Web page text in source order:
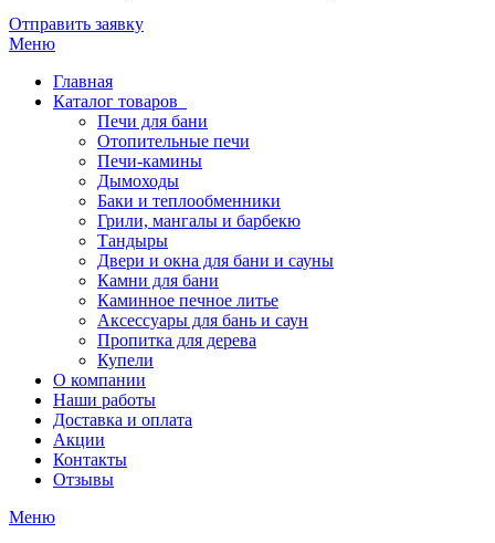
Отправить заявку
Меню
Главная
Каталог товаров
Печи для бани
Отопительные печи
Печи-камины
Дымоходы
Баки и теплообменники
Грили, мангалы и барбекю
Тандыры
Двери и окна для бани и сауны
Камни для бани
Каминное печное литье
Аксессуары для бань и саун
Пропитка для дерева
Купели
О компании
Наши работы
Доставка и оплата
Акции
Контакты
Отзывы
Меню